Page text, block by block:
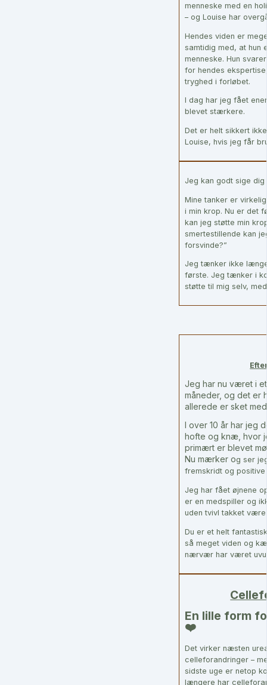
menneske med en
– og Louise har
Hendes viden er
samtidig med, at hun
menneske. Hun
for hendes
tryghed i forløbet.
I dag har jeg fået
blevet stærkere.
Det er helt sikkert
Louise, hvis jeg får
Jeg kan godt sige
Mine tanker er
i min krop. Nu er det
kan jeg støtte min
smertestillende kan
forsvinde?”
Jeg tænker ikke
første. Jeg tænker i
støtte til mig selv,
Jeg har nu været i
måneder, og det er
allerede er sket
I over 10 år har jeg
hofte og knæ, hvor
primært er blevet
Nu mærker og ser
fremskridt og positive
Jeg har fået øjnene
er en medspiller og
uden tvivl takket
Du er et helt
så meget viden og
nærvær har været
En lille form
❤️
Det virker næsten
celleforandringer –
sidste uge er netop
længere har